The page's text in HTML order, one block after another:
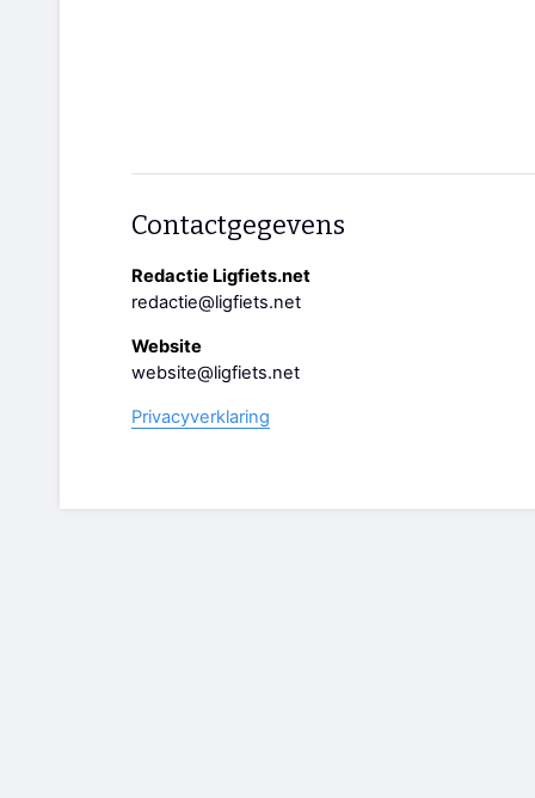
Contactgegevens
Redactie Ligfiets.net
redactie@ligfiets.net
Website
website@ligfiets.net
Privacyverklaring